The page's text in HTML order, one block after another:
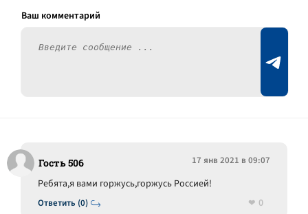
Гость 506 17 янв 2021 в 09:07
Ответить (0)
Ребята,я вами горжусь,горжусь Россией!
0